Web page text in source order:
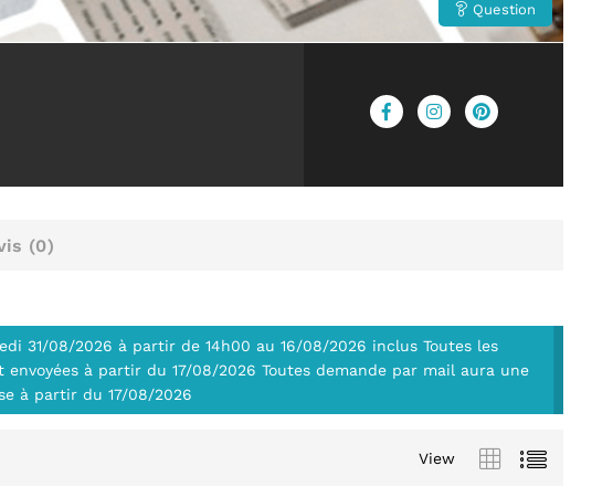
Question
(0)
31/08/2026 à partir de 14h00 au 16/08/2026 inclus Toutes les
à partir du 17/08/2026 Toutes demande par mail aura une
à partir du 17/08/2026
View